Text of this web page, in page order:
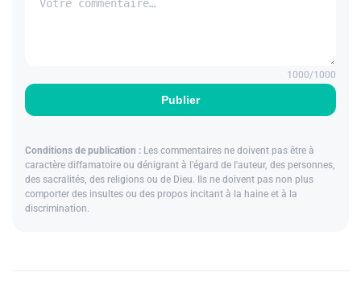
Publier
1000/1000
Conditions de publication : Les commentaires ne doivent pas être à
caractère diffamatoire ou dénigrant à l'égard de l'auteur, des personnes,
des sacralités, des religions ou de Dieu. Ils ne doivent pas non plus
comporter des insultes ou des propos incitant à la haine et à la
discrimination.